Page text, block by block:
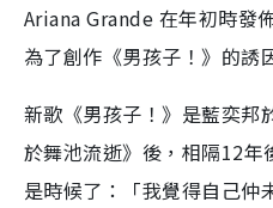
Ariana Grande 在年初時發
為了創作《男孩子！》的誘
新歌《男孩子！》是藍奕邦
於舞池流逝》後，相隔12
是時候了：「我覺得自己仲